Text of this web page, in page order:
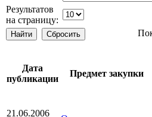
Результатов
на страницу:
Дата
публикации
Предмет закупки
21.06.2006